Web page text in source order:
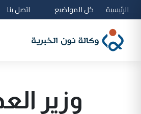
الرئيسية كل المواضيع اتصل بنا
وزير